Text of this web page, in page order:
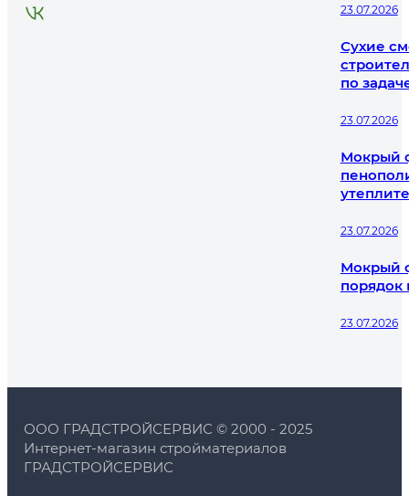
23.07.2026
Сухие
по
23.07.2026
Мокрый
23.07.2026
Мокрый
порядок
23.07.2026
ООО ГРАДСТРОЙСЕРВИС © 2000 - 2025
Интернет-магазин стройматериалов
ГРАДСТРОЙСЕРВИС